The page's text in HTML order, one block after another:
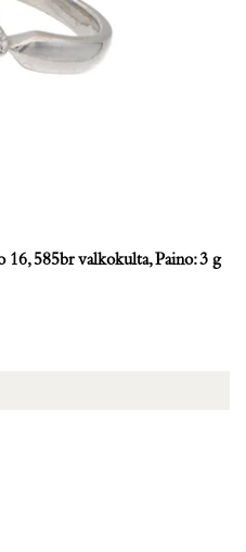
585br valkokulta, Paino: 3 g